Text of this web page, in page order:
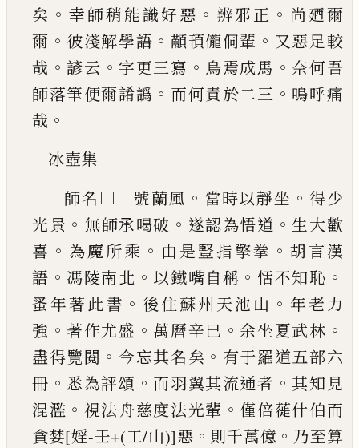
矣 。 幸師稍能識好惡 。 辨邪正 。 尚廼爾
爾 。 彼淺解學語 。 顢頇儱侗輩 。 又惡足較
哉 。諺云 。 字更三寫 。 烏焉成馬 。奈何吾
師落筆便爾誵譌 。 而何責於二三 。 嗚呼痛
哉 。
冰壺集
師名□□號蘭風 。 當時以靜坐 。 得少
光景 。 無師承喝破 。 遂認為悟道 。生大歡
喜 。 為魔所乘 。 由是豎指擎拳 。 胡言漢
語 。 馮陵南北 。 以鐵嘴自稱 。 恬不知恥 。
蚤年著此書 。 後住蘇州天池山 。 年老力
強 。著作尤盛 。 萬曆辛巳 。余坐夏武林 。
盡得覽閱 。 今忘其名矣 。 有于羅道五部六
冊 。 悉為評頌 。 而羽翼其流通者 。其知見
混濫 。 視法舟慈度法光輩 。 僅倍蓰什伯而
貪婪[婬-壬+(工/山)]惡 。 則千萬億 。 乃至算